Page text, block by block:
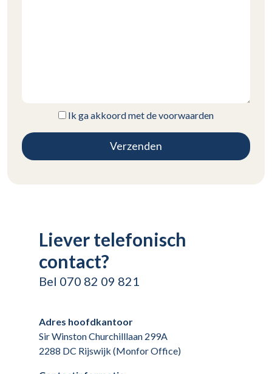
Ik ga akkoord met de voorwaarden
Liever telefonisch
contact?
Bel 070 82 09 821
Adres hoofdkantoor
Sir Winston Churchilllaan 299A
2288 DC Rijswijk (Monfor Office)